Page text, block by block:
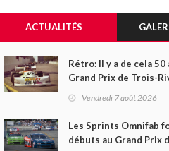
ACTUALITÉS
Rétro: Il y a de cela 50
Grand Prix de Trois-
1976
Vendredi 7 août 2026
Les Sprints Omnifab
débuts au Grand Prix